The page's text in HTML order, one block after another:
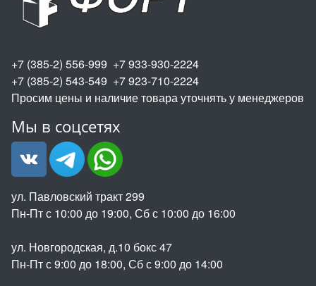
+7 (385-2) 556-999 +7 933-930-2224
+7 (385-2) 543-549 +7 923-710-2224
Просим цены и наличие товара уточнять у менеджеров
Мы в соцсетях
ул. Павловский тракт 299
Пн-Пт с 10:00 до 19:00, Сб с 10:00 до 16:00
ул. Новгородская, д.10 бокс 47
Пн-Пт с 9:00 до 18:00, Сб с 9:00 до 14:00